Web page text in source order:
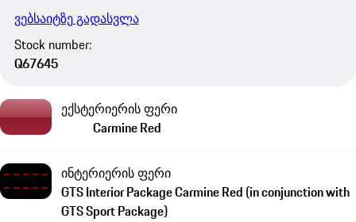
ვებსაიტზე გადასვლა
Stock number:
Q67645
ექსტერიერის ფერი
Carmine Red
ინტერიერის ფერი
GTS Interior Package Carmine Red (in conjunction with
GTS Sport Package)